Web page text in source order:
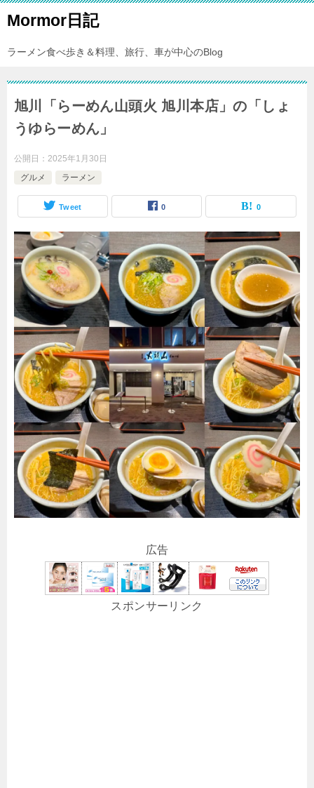
Mormor日記
ラーメン食べ歩き＆料理、旅行、車が中心のBlog
旭川「らーめん山頭火 旭川本店」の「しょ
うゆらーめん」
公開日： 2025年1月30日
グルメ
ラーメン
Tweet 0 0
広告
スポンサーリンク